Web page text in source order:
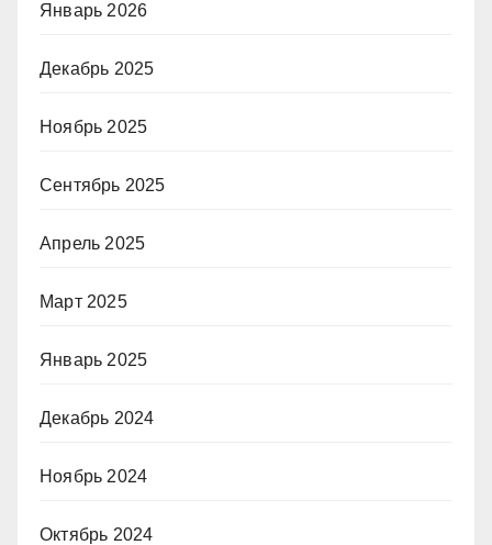
Январь 2026
Декабрь 2025
Ноябрь 2025
Сентябрь 2025
Апрель 2025
Март 2025
Январь 2025
Декабрь 2024
Ноябрь 2024
Октябрь 2024